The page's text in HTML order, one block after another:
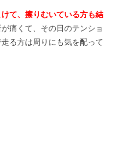
て、擦りむいている方も結
が痛くて、その日のテンショ
る方は周りにも気を配って